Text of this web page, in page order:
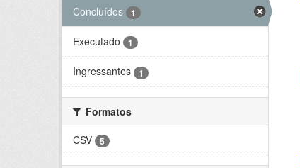
Concluídos 1
Executado 1
Ingressantes 1
Formatos
CSV
5